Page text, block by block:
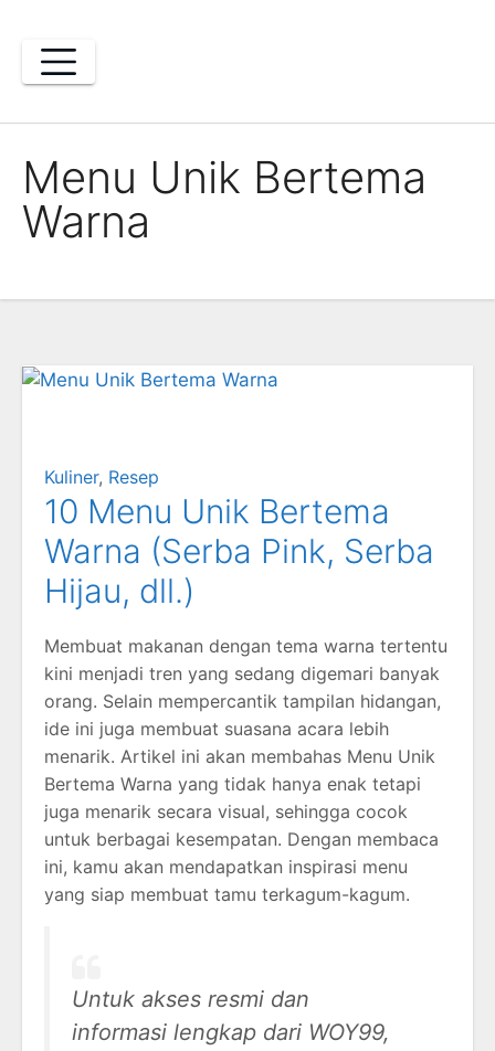
content
Menu Unik Bertema
Warna
Kuliner, Resep
10 Menu Unik Bertema
Warna (Serba Pink, Serba
Hijau, dll.)
Membuat makanan dengan tema warna tertentu
kini menjadi tren yang sedang digemari banyak
orang. Selain mempercantik tampilan hidangan,
ide ini juga membuat suasana acara lebih
menarik. Artikel ini akan membahas Menu Unik
Bertema Warna yang tidak hanya enak tetapi
juga menarik secara visual, sehingga cocok
untuk berbagai kesempatan. Dengan membaca
ini, kamu akan mendapatkan inspirasi menu
yang siap membuat tamu terkagum-kagum.
Untuk akses resmi dan
informasi lengkap dari WOY99,